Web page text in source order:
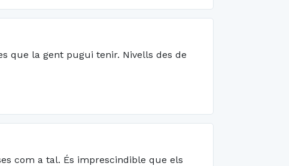
que la gent pugui tenir. Nivells des de
com a tal. És imprescindible que els